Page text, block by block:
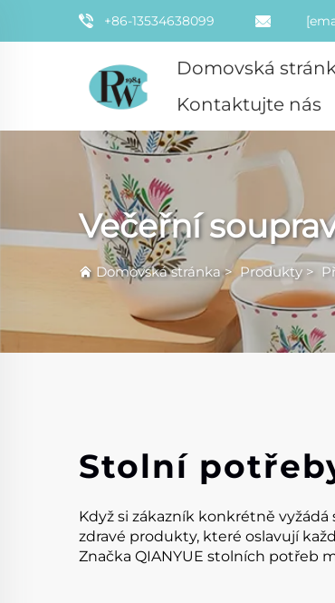
+86-13534638099
Domovská
Kontaktujte nás
Večeřní
Domovská stránka>Produkty>
Stolní
Když si zákazník konkrétně
zdravé produkty, které oslavují
Značka QIANYUE stolních potřeb